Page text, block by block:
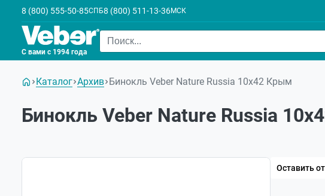
8 (800) 555-50-85СПБ8 (800) 511-13-36МСК
С вами с 1994 года
Каталог Архив Бинокль Veber Nature Russia 10x42 Крым
Бинокль Veber Nature Russia
Оставить